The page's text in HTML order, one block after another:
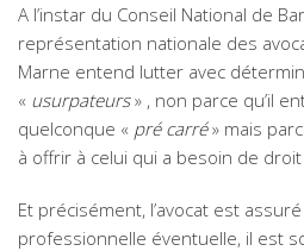
A l’instar du Conseil National de
représentation nationale des
Marne entend lutter avec
« usurpateurs» , non parce qu’il
quelconque « pré carré» mais
à offrir à celui qui a besoin de
Et précisément, l’avocat est
professionnelle éventuelle, il est